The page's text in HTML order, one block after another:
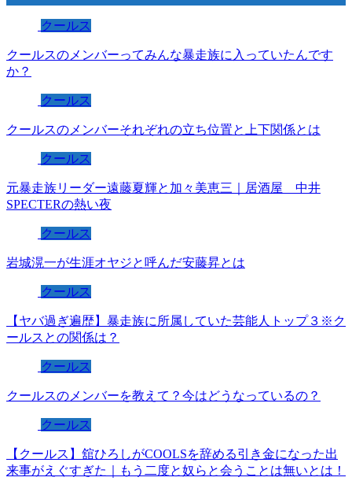
クールス
クールスのメンバーってみんな暴走族に入っていたんです
か？
クールス
クールスのメンバーそれぞれの立ち位置と上下関係とは
クールス
元暴走族リーダー遠藤夏輝と加々美恵三｜居酒屋 中井
SPECTERの熱い夜
クールス
岩城滉一が生涯オヤジと呼んだ安藤昇とは
クールス
【ヤバ過ぎ遍歴】暴走族に所属していた芸能人トップ３※ク
ールスとの関係は？
クールス
クールスのメンバーを教えて？今はどうなっているの？
クールス
【クールス】舘ひろしがCOOLSを辞める引き金になった出
来事がえぐすぎた｜もう二度と奴らと会うことは無いとは！